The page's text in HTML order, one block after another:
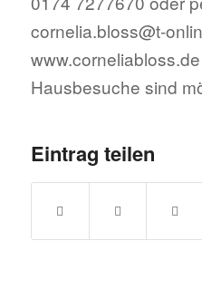
cornelia.bloss@t-
www.corneliabloss.de
Hausbesuche sind
Eintrag teilen